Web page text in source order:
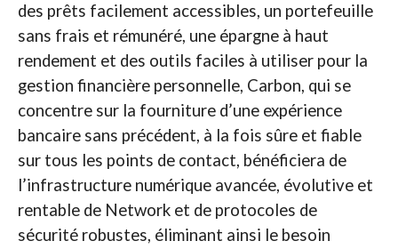
des prêts facilement accessibles, un portefeuille
sans frais et rémunéré, une épargne à haut
rendement et des outils faciles à utiliser pour la
gestion financière personnelle, Carbon, qui se
concentre sur la fourniture d’une expérience
bancaire sans précédent, à la fois sûre et fiable
sur tous les points de contact, bénéficiera de
l’infrastructure numérique avancée, évolutive et
rentable de Network et de protocoles de
sécurité robustes, éliminant ainsi le besoin